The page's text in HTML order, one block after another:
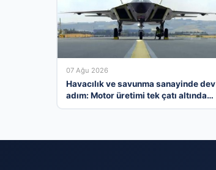
07 Ağu 2026
Havacılık ve savunma sanayinde dev
adım: Motor üretimi tek çatı altında